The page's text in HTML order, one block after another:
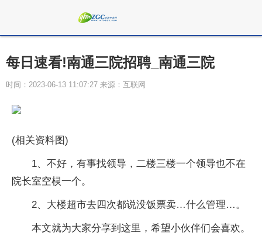
每日速看!南通三院招聘_南通三院
时间：2023-06-13 11:07:27 来源：互联网
(相关资料图)
1、不好，有事找领导，二楼三楼一个领导也不在
院长室空棂一个。
2、大楼超市去四次都说没饭票卖…什么管理…。
本文就为大家分享到这里，希望小伙伴们会喜欢。